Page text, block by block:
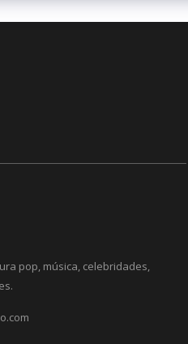
pop, música, celebridades,